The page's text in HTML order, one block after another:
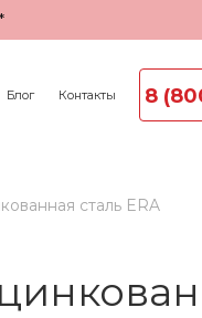
Блог Контакты 8
сталь ERA